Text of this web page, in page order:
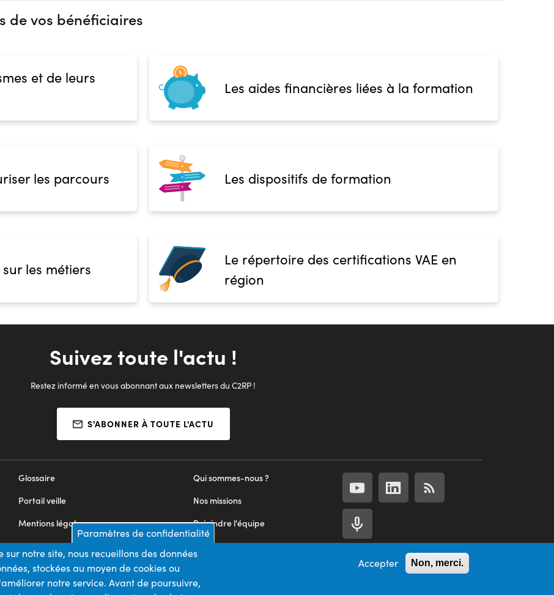
de vos bénéficiaires
et de leurs
Les aides financières liées à la formation
les parcours Les dispositifs de formation
les métiers
Le répertoire des certifications VAE en
région
Suivez toute l'actu !
Restez informé en vous abonnant aux newsletters du C2RP !
S'ABONNER À TOUTE L'ACTU
Qui sommes-nous ?
Nos missions
Rejoindre l'équipe
Nous contacter
Glossaire
Portail veille
Mentions légales
Appels d'offres
Plan du site
Paramètres de confidentialité
notre site, nous recueillons des données
stockées au moyen de cookies ou
notre service. Avant de poursuivre,
Accepter Non, merci.